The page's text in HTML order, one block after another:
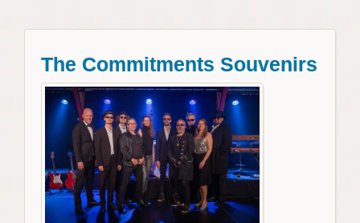
The Commitments Souvenirs